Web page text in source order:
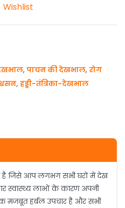
Wishlist
, पाचन की देखभाल, रोग
, हड्डी-तंत्रिका-देखभाल
है जिसे आप लगभग सभी घरों में देख
स्वास्थ्य लाभों के कारण अपनी
एक मजबूत हर्बल उपचार है और सभी